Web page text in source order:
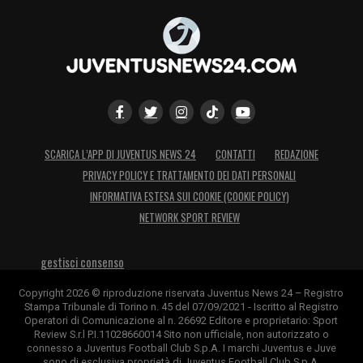
nostro acquisto in mezzo? Spero di sì,
perché è un giocatore di qualità. Per lui è
stato un anno di ambientamento: è arrivato a
“buttato” subito in campo. Poi ha avuto due
mesi. Penso fortemente possa essere un
valore aggiunto».
SCARICA L’APP DI JUVENTUS NEWS 24 CONTATTI
REDAZIONE
PRIVACY POLICY E TRATTAMENTO DEI DATI PERSONALI
INFORMATIVA ESTESA SUI COOKIE (COOKIE POLICY)
NETWORK SPORT REVIEW
gestisci consenso
Copyright 2026 © riproduzione riservata Juventus News 24 – Registro
Stampa Tribunale di Torino n. 45 del 07/09/2021 - Iscritto al Registro
Operatori di Comunicazione al n. 26692 Editore e proprietario: Sport
Review S.r.l P.I.11028660014 Sito non ufficiale, non autorizzato o
connesso a Juventus Football Club S.p.A. I marchi Juventus e Juve